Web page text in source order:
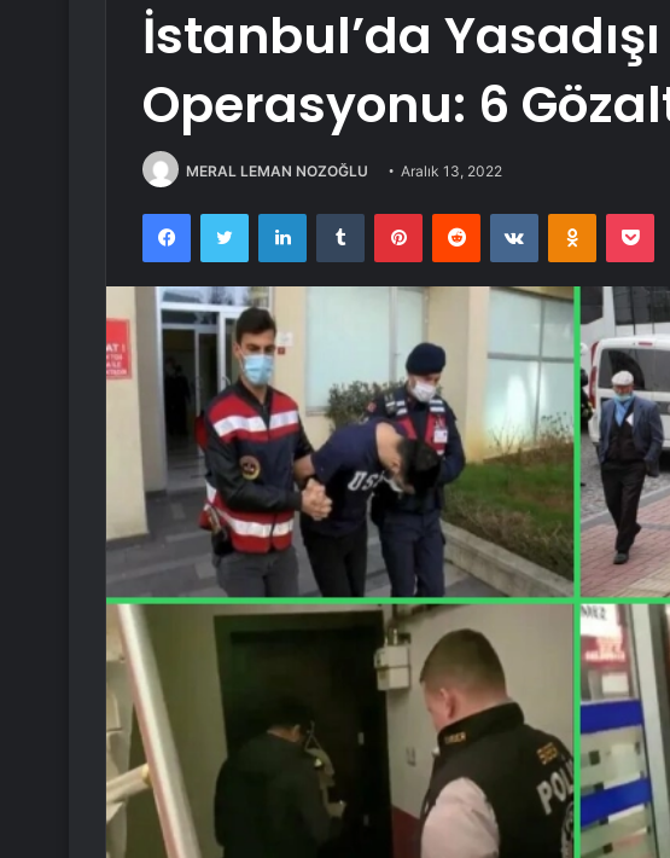
İstanbul’da
Operasyonu: 6
MERAL LEMAN NOZOĞLU Aralık 13, 2022
FacebookTwitter LinkedInTumblr PinterestReddit VKontakte